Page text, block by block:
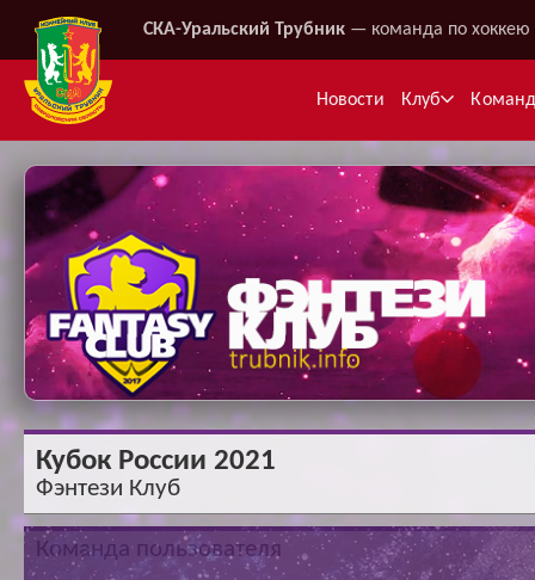
СКА-Уральский Трубник — команда по хоккею
Новости Клуб
Кубок России 2021
Фэнтези Клуб
Команда пользователя